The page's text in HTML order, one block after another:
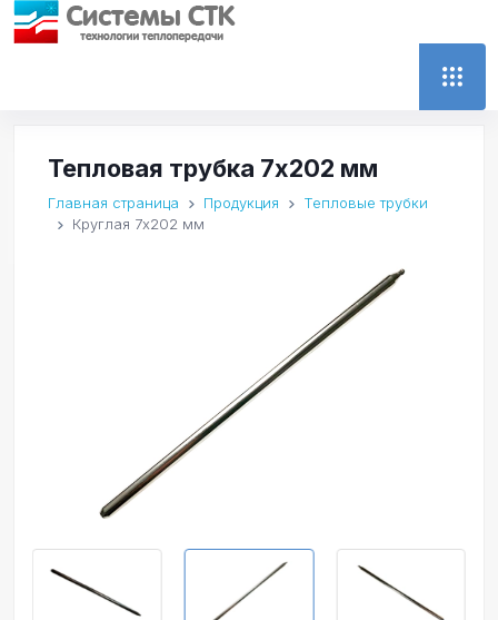
Тепловая трубка 7x202 мм
Главная страница Продукция
Тепловые трубки
Круглая 7x202 мм